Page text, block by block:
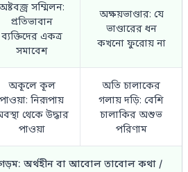
সম্মিলন:
প্রতিভাবান
ব্যক্তিদের একত্র
সমাবেশ
অক্ষয়ভাণ্ডার: যে
ভাণ্ডারের ধন
কখনো ফুরোয় না
অকূলে কূল
পাওয়া: নিরূপায়
থেকে উদ্ধার
পাওয়া
অতি চালাকের
গলায় দড়ি: বেশি
চালাকির অশুভ
পরিণাম
অর্থহীন বা আবোল তাবোল কথা /